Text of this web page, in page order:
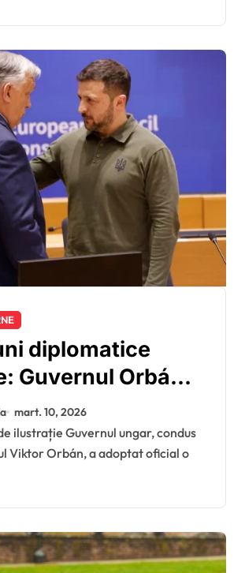
diplomatice
Guvernul Orbán
confiscarea a zeci
de euro și a
de aur
Oschadbank
mart. 10, 2026
Viktor Orbán, a adoptat oficial o